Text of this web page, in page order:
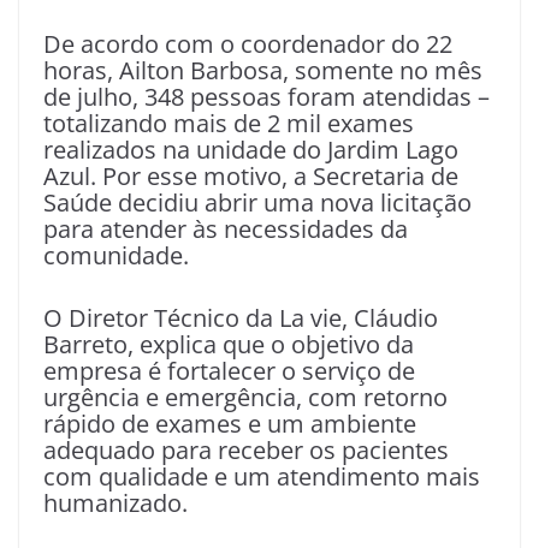
De acordo com o coordenador do 22
horas, Ailton Barbosa, somente no mês
de julho, 348 pessoas foram atendidas –
totalizando mais de 2 mil exames
realizados na unidade do Jardim Lago
Azul. Por esse motivo, a Secretaria de
Saúde decidiu abrir uma nova licitação
para atender às necessidades da
comunidade.
O Diretor Técnico da La vie, Cláudio
Barreto, explica que o objetivo da
empresa é fortalecer o serviço de
urgência e emergência, com retorno
rápido de exames e um ambiente
adequado para receber os pacientes
com qualidade e um atendimento mais
humanizado.